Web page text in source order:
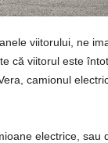
viitorului, ne
că viitorul este
camionul
electrice, sau